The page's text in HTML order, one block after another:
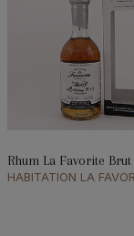
Rhum La Favorite Brut
HABITATION LA